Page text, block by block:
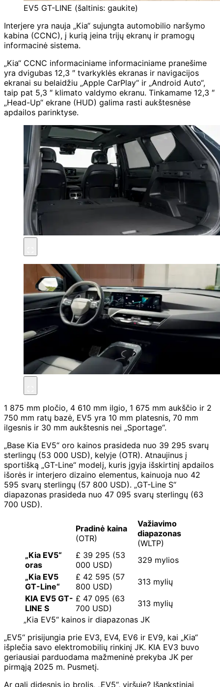
EV5 GT-LINE (šaltinis: gaukite)
Interjere yra nauja „Kia“ sujungta automobilio naršymo
kabina (CCNC), į kurią įeina trijų ekranų ir pramogų
informacinė sistema.
„Kia“ CCNC informaciniame informaciniame pranešime
yra dvigubas 12,3 ″ tvarkyklės ekranas ir navigacijos
ekranai su belaidžiu „Apple CarPlay“ ir „Android Auto“,
taip pat 5,3 ″ klimato valdymo ekranu. Tinkamame 12,3 ″
„Head-Up“ ekrane (HUD) galima rasti aukštesnėse
apdailos parinktyse.
1 875 mm pločio, 4 610 mm ilgio, 1 675 mm aukščio ir 2
750 mm ratų bazė, EV5 yra 10 mm platesnis, 70 mm
ilgesnis ir 30 mm aukštesnis nei „Sportage“.
„Base Kia EV5“ oro kainos prasideda nuo 39 295 svarų
sterlingų (53 000 USD), kelyje (OTR). Atnaujinus į
sportišką „GT-Line“ modelį, kuris įgyja išskirtinį apdailos
išorės ir interjero dizaino elementus, kainuoja nuo 42
595 svarų sterlingų (57 800 USD). „GT-Line S“
diapazonas prasideda nuo 47 095 svarų sterlingų (63
700 USD).
Pradinė kaina
(OTR)
Važiavimo
diapazonas
(WLTP)
„Kia EV5“
oras
£ 39 295 (53
000 USD)
329 mylios
„Kia EV5
GT-Line“
£ 42 595 (57
800 USD)
313 mylių
KIA EV5 GT-
LINE S
£ 47 095 (63
700 USD)
313 mylių
„Kia EV5“ kainos ir diapazonas JK
„EV5“ prisijungia prie EV3, EV4, EV6 ir EV9, kai „Kia“
išplečia savo elektromobilių rinkinį JK. KIA EV3 buvo
geriausiai parduodama mažmeninė prekyba JK per
pirmąją 2025 m. Pusmetį.
Ar gali didesnis jo brolis, „EV5“, viršuje? Išankstiniai